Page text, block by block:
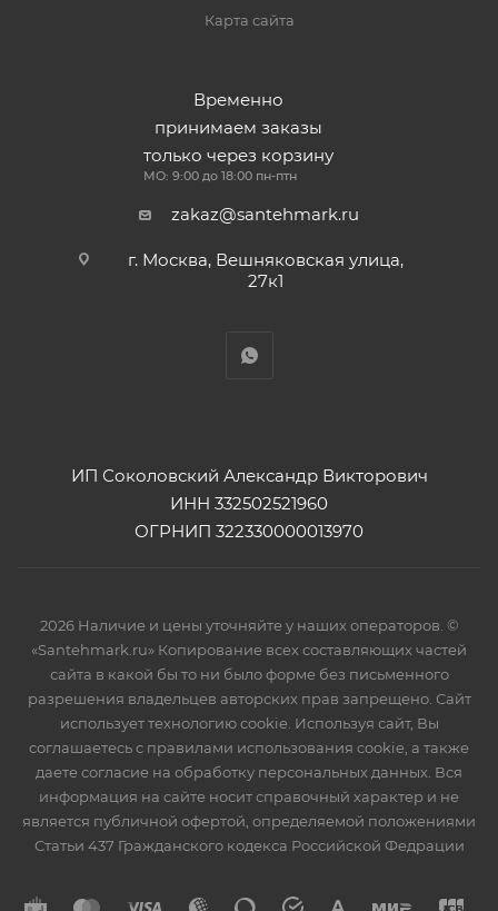
Карта сайта
Временно
принимаем заказы
только через корзину
МО: 9:00 до 18:00 пн-птн
zakaz@santehmark.ru
г. Москва, Вешняковская улица,
27к1
ИП Соколовский Александр Викторович
ИНН 332502521960
ОГРНИП 322330000013970
2026 Наличие и цены уточняйте у наших операторов. ©
«Santehmark.ru» Копирование всех составляющих частей
сайта в какой бы то ни было форме без письменного
разрешения владельцев авторских прав запрещено. Сайт
использует технологию cookie. Используя сайт, Вы
соглашаетесь с правилами использования cookie, а также
даете согласие на обработку персональных данных. Вся
информация на сайте носит справочный характер и не
является публичной офертой, определяемой положениями
Статьи 437 Гражданского кодекса Российской Федрации